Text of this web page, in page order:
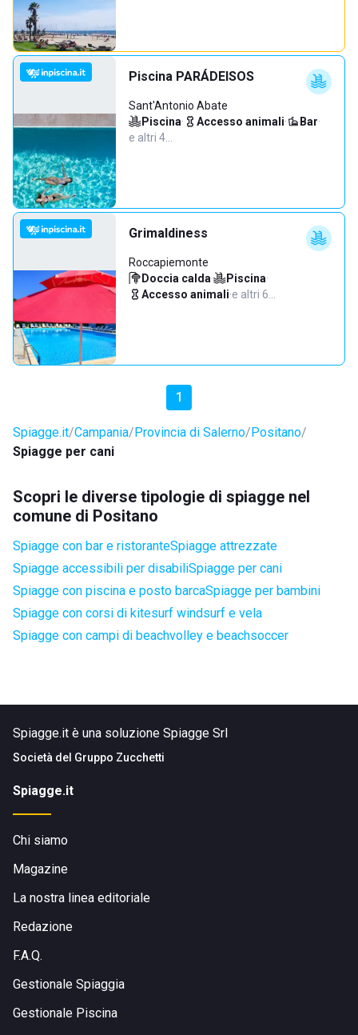
Piscina PARÁDEISOS
Sant'Antonio Abate
Piscina· Accesso animali· Bar·
e altri 4…
Grimaldiness
Roccapiemonte
Doccia calda· Piscina·
Accesso animali·e altri 6…
1
Spiagge.it Campania Provincia di Salerno Positano
Spiagge per cani
Scopri le diverse tipologie di spiagge nel
comune di Positano
Spiagge con bar e ristoranteSpiagge attrezzate
Spiagge accessibili per disabiliSpiagge per cani
Spiagge con piscina e posto barcaSpiagge per bambini
Spiagge con corsi di kitesurf windsurf e vela
Spiagge con campi di beachvolley e beachsoccer
Spiagge.it è una soluzione Spiagge Srl
Società del Gruppo Zucchetti
Spiagge.it
Chi siamo
Magazine
La nostra linea editoriale
Redazione
F.A.Q.
Gestionale Spiaggia
Gestionale Piscina